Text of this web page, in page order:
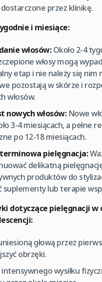
dostarczone przez klinikę.
i miesiące:
włosów:Około 2-4
włosy mogą
etap i nie należy się nim
pozostają w skórze i
włosów.
nowych włosów:Nowe
3-4 miesiącach, a pełne
po 12-18 miesiącach.
pielęgnacja:
delikatną
produktów do
suplementy lub terapie
dotyczące pielęgnacji w
głową przez
obrzęki.
intensywnego wysiłku